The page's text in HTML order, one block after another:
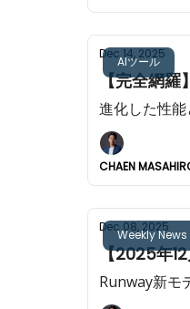
AIツール
Dec 14, 2025
【完全網
進化した性
CHAEN
Weekly News
Dec 08, 2025
【2025年
Runway新モ